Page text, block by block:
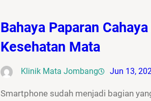
Bahaya Paparan
Kesehatan Mata
Klinik Mata Jombang Jun 13,
Smartphone sudah menjadi bagian